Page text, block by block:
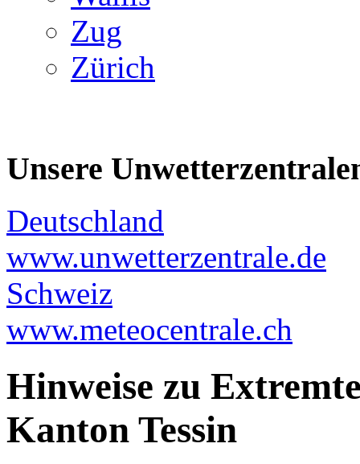
Zug
Zürich
Unsere
Deutschland
www.unwetterzentrale.de
Schweiz
www.meteocentrale.ch
Hinweise zu
Kanton Tessin